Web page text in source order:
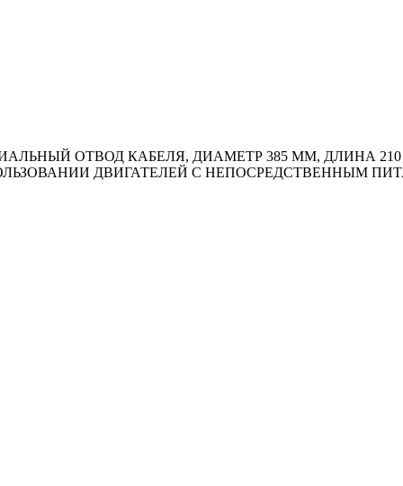
ОТВОД КАБЕЛЯ, ДИАМЕТР 385 ММ, ДЛИНА
ДВИГАТЕЛЕЙ С НЕПОСРЕДСТВЕННЫМ